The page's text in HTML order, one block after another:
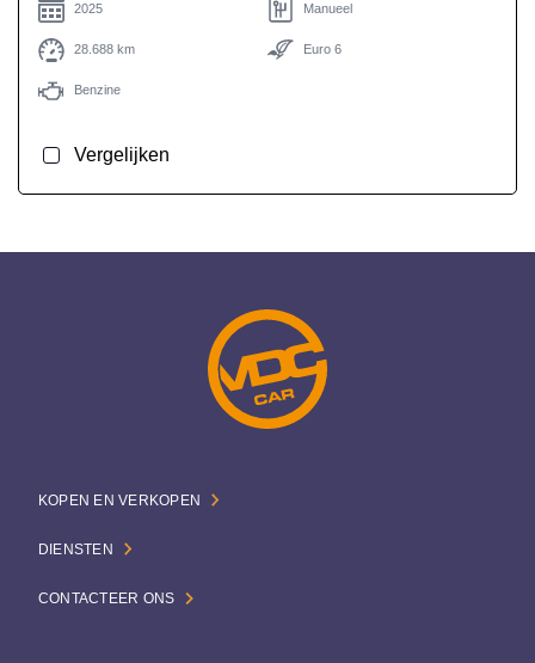
2025 Manueel
28.688 km Euro 6
Benzine
Vergelijken
KOPEN EN VERKOPEN
DIENSTEN
CONTACTEER ONS